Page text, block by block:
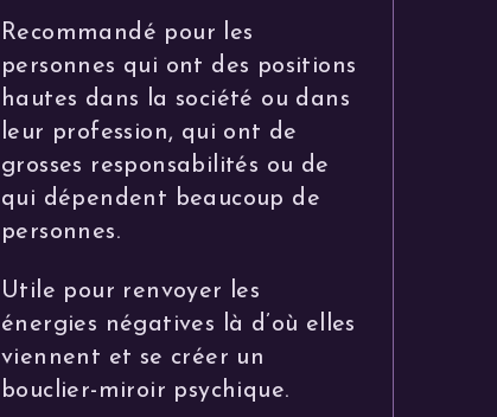
Recommandé pour les
personnes qui ont des positions
hautes dans la société ou dans
leur profession, qui ont de
grosses responsabilités ou de
qui dépendent beaucoup de
personnes.
Utile pour renvoyer les
énergies négatives là d’où elles
viennent et se créer un
bouclier-miroir psychique.